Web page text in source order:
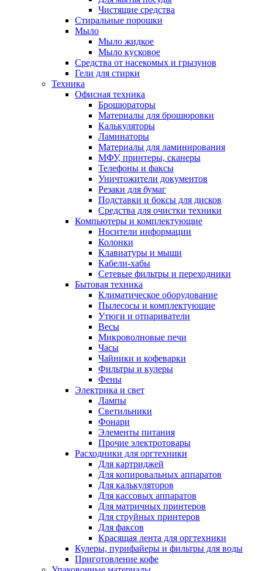
Чистящие средства
Стиральные порошки
Мыло
Мыло жидкое
Мыло кусковое
Средства от насекомых и грызунов
Гели для стирки
Техника
Офисная техника
Брошюраторы
Материалы для брошюровки
Калькуляторы
Ламинаторы
Материалы для ламинирования
МФУ, принтеры, сканеры
Телефоны и факсы
Уничтожители документов
Резаки для бумаг
Подставки и боксы для дисков
Средства для очистки техники
Компьютеры и комплектующие
Носители информации
Колонки
Клавиатуры и мыши
Кабели-хабы
Сетевые фильтры и переходники
Бытовая техника
Климатическое оборудование
Пылесосы и комплектующие
Утюги и отпариватели
Весы
Микроволновые печи
Часы
Чайники и кофеварки
Фильтры и кулеры
Фены
Электрика и свет
Лампы
Светильники
Фонари
Элементы питания
Прочие электротовары
Расходники для оргтехники
Для картриджей
Для копировальных аппаратов
Для калькуляторов
Для кассовых аппаратов
Для матричных принтеров
Для струйных принтеров
Для факсов
Красящая лента для оргтехники
Кулеры, пурифайеры и фильтры для воды
Приготовление кофе